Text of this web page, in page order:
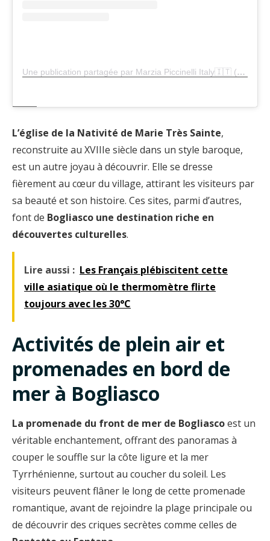
Une publication partagée par Marzia Piccinelli Italy🇮🇹 (@marziapiccinelli)
L’église de la Nativité de Marie Très Sainte,
reconstruite au XVIIIe siècle dans un style baroque,
est un autre joyau à découvrir. Elle se dresse
fièrement au cœur du village, attirant les visiteurs par
sa beauté et son histoire. Ces sites, parmi d’autres,
font de Bogliasco une destination riche en
découvertes culturelles.
Lire aussi : Les Français plébiscitent cette
ville asiatique où le thermomètre flirte
toujours avec les 30°C
Activités de plein air et
promenades en bord de
mer à Bogliasco
La promenade du front de mer de Bogliascoest un
véritable enchantement, offrant des panoramas à
couper le souffle sur la côte ligure et la mer
Tyrrhénienne, surtout au coucher du soleil. Les
visiteurs peuvent flâner le long de cette promenade
romantique, avant de rejoindre la plage principale ou
de découvrir des criques secrètes comme celles de